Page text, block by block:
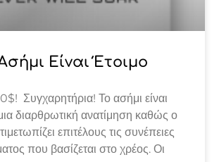
Είναι Έτοιμο
Συγχαρητήρια! Το ασήμι είναι
διαρθρωτική ανατίμηση καθώς ο
επιτέλους τις συνέπειες
που βασίζεται στο χρέος. Οι